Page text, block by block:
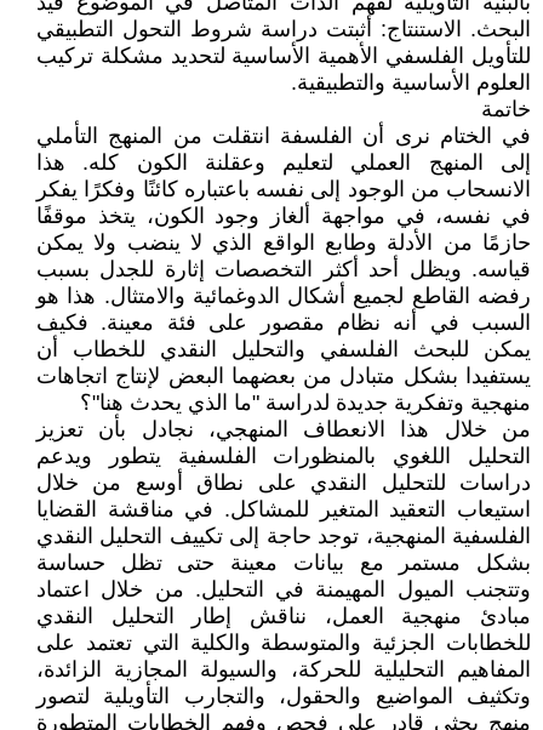
البحث. الاستنتاج: أثبتت دراسة شروط التحول التطبيقي
للتأويل الفلسفي الأهمية الأساسية لتحديد مشكلة تركيب
العلوم الأساسية والتطبيقية.
خاتمة
في الختام نرى أن الفلسفة انتقلت من المنهج التأملي
إلى المنهج العملي لتعليم وعقلنة الكون كله. هذا
الانسحاب من الوجود إلى نفسه باعتباره كائنًا وفكرًا يفكر
في نفسه، في مواجهة ألغاز وجود الكون، يتخذ موقفًا
حازمًا من الأدلة وطابع الواقع الذي لا ينضب ولا يمكن
قياسه. ويظل أحد أكثر التخصصات إثارة للجدل بسبب
رفضه القاطع لجميع أشكال الدوغمائية والامتثال. هذا هو
السبب في أنه نظام مقصور على فئة معينة. فكيف
يمكن للبحث الفلسفي والتحليل النقدي للخطاب أن
يستفيدا بشكل متبادل من بعضهما البعض لإنتاج اتجاهات
منهجية وتفكرية جديدة لدراسة "ما الذي يحدث هنا"؟
من خلال هذا الانعطاف المنهجي، نجادل بأن تعزيز
التحليل اللغوي بالمنظورات الفلسفية يتطور ويدعم
دراسات للتحليل النقدي على نطاق أوسع من خلال
استيعاب التعقيد المتغير للمشاكل. في مناقشة القضايا
الفلسفية المنهجية، توجد حاجة إلى تكييف التحليل النقدي
بشكل مستمر مع بيانات معينة حتى تظل حساسة
وتتجنب الميول المهيمنة في التحليل. من خلال اعتماد
مبادئ منهجية العمل، نناقش إطار التحليل النقدي
للخطابات الجزئية والمتوسطة والكلية التي تعتمد على
المفاهيم التحليلية للحركة، والسيولة المجازية الزائدة،
وتكثيف المواضيع والحقول، والتجارب التأويلية لتصور
منهج بحثي قادر على فحص وفهم الخطابات المتطورة